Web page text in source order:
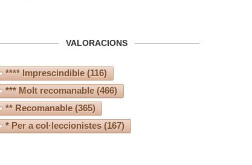
VALORACIONS
**** Imprescindible(116)
*** Molt recomanable(466)
** Recomanable(365)
* Per a col·leccionistes (167)